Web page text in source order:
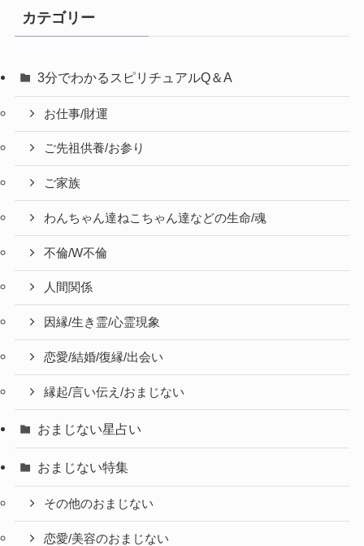
カテゴリー
3分でわかるスピリチュアルQ＆A
お仕事/財運
ご先祖供養/お参り
ご家族
わんちゃん達ねこちゃん達などの生命/魂
不倫/W不倫
人間関係
因縁/生き霊/心霊現象
恋愛/結婚/復縁/出会い
縁起/言い伝え/おまじない
おまじない星占い
おまじない特集
その他のおまじない
恋愛/美容のおまじない